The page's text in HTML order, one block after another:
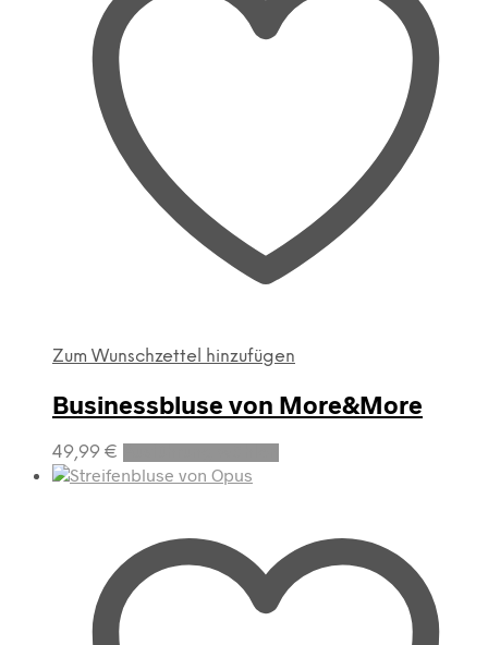
Zum Wunschzettel hinzufügen
Businessbluse von More&More
49,99 €
Dieses
auf.
Die
Optionen